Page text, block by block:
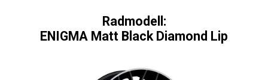
Radmodell:
ENIGMA Matt Black Diamond Lip